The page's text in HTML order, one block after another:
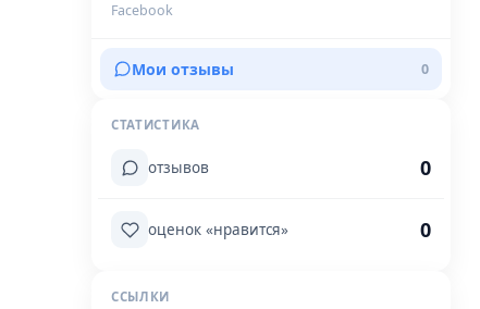
Facebook
Мои отзывы 0
СТАТИСТИКА
отзывов 0
оценок «нравится» 0
ССЫЛКИ